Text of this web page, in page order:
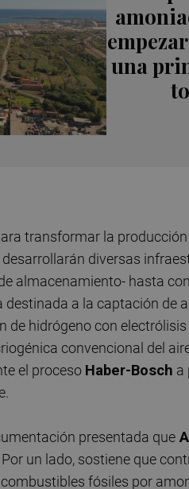
una
transformar la
diversas
almacenamiento- hasta
a la captación de
de hidrógeno con
convencional del
el proceso Haber-Bosch a
presentada que
un lado, sostiene que
fósiles por